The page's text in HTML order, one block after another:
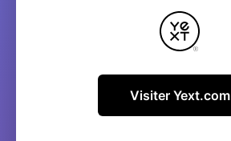
Visiter Yext.com